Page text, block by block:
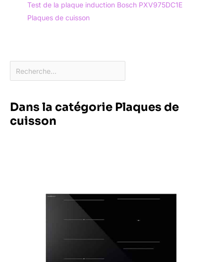
Test de la plaque induction Bosch PXV975DC1E
Plaques de cuisson
Dans la catégorie Plaques de
cuisson